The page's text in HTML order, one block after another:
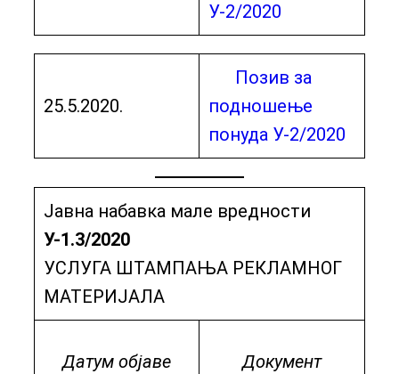
У-2/2020
25.5.2020.
Позив за
подношење
понуда У-2/2020
Јавна набавка мале вредности
У-1.3/2020
УСЛУГА ШТАМПАЊА РЕКЛАМНОГ
МАТЕРИЈАЛА
Датум објаве Документ